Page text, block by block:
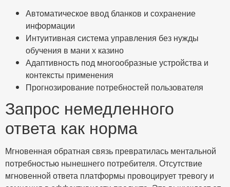
Автоматическое ввод бланков и сохранение
информации
Интуитивная система управления без нужды
обучения в мани х казино
Адаптивность под многообразные устройства и
контексты применения
Прогнозирование потребностей пользователя
Запрос немедленного
ответа как норма
Мгновенная обратная связь превратилась ментальной
потребностью нынешнего потребителя. Отсутствие
мгновенной ответа платформы провоцирует тревогу и